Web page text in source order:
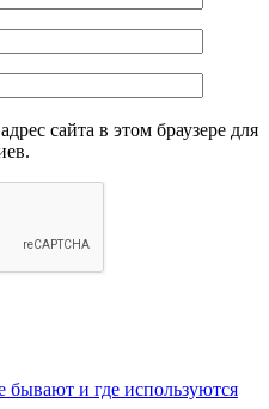
сайта в этом браузере для
и где используются